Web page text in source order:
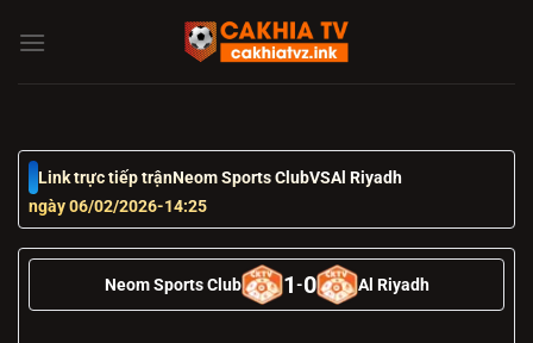
đến
Link trực tiếp trậnNeom Sports ClubVSAl Riyadh
ngày 06/02/2026-14:25
Neom Sports Club 1-0 Al Riyadh